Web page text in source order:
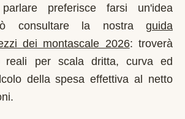
preferisce farsi un'idea
consultare la nostra
guida
dei montascale 2026: troverà
reali per scala dritta, curva ed
della spesa effettiva al netto